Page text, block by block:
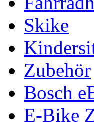
Skike
Zubehör
Bosch
E-Bike